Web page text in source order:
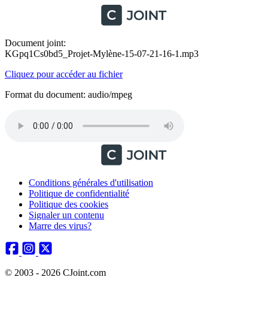
Document joint:
KGpq1Cs0bd5_Projet-Mylène-15-07-21-16-1.mp3
Cliquez pour accéder au fichier
Format du document: audio/mpeg
Conditions générales d'utilisation
Politique de confidentialité
Politique des cookies
Signaler un contenu
Marre des virus?
© 2003 - 2026 CJoint.com